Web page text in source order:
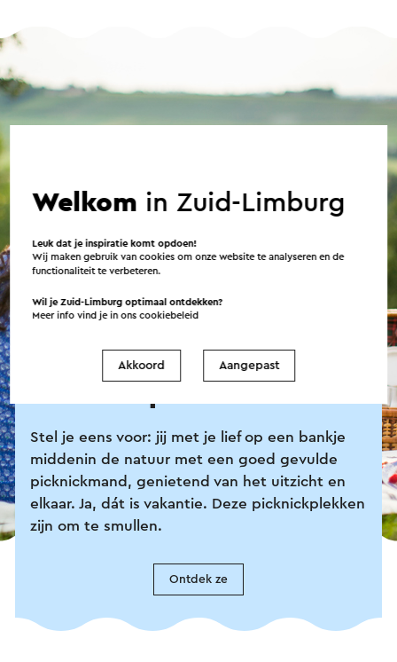
Stel je eens voor: jij met je lief op een bankje
middenin de natuur met een goed gevulde
picknickmand, genietend van het uitzicht en
elkaar. Ja, dát is vakantie. Deze picknickplekken
zijn om te smullen.
Ontdek ze
Welkom in Zuid-Limburg
Leuk dat je inspiratie komt opdoen!
Wij maken gebruik van cookies om onze website te analyseren en de
functionaliteit te verbeteren.
Wil je Zuid-Limburg optimaal ontdekken?
Meer info vind je in onscookiebeleid
Akkoord Aangepast